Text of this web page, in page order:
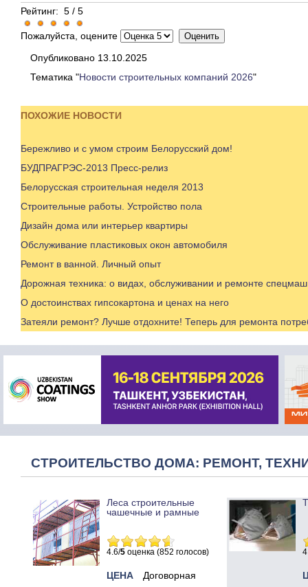
Рейтинг: 5 / 5
Пожалуйста, оцените
Опубликовано 13.10.2025
Тематика "Новости строительных компаний 2026"
ПОХОЖИЕ НОВОСТИ
Бережливо и с умом строим Белорусский дом!
БУДПРАГРЭС-2013 Пресс-релиз
Белорусская строительная неделя 2013
Строительные работы. Устройство пола
Дизайн дома или интерьер квартиры
Обслуживание пластиковых окон автомобиля
Ремонт в ванной. Личный опыт
Дорожная техника: о видах, обслуживании и ремонте
О достоинствах гипсокартона и ценах на него
Затеяли ремонт? Лучше отдохните! Теперь для ремонта
СТРОИТЕЛЬСТВО ДОМА: РЕМОНТ,
Леса строительные
чашечные и рамные
4.6/5 оценка (852 голосов)
ЦЕНА Договорная